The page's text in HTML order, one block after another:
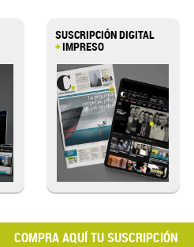
SUSCRIPCIÓN DIGITAL
+IMPRESO
COMPRA AQUÍ TU SUSCRIPCIÓN